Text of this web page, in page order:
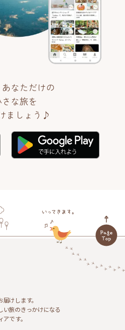
なただけの
な旅を
ましょう♪
けします。
い旅のきっかけになる
です。